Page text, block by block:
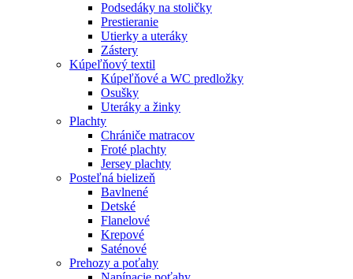
Podsedáky na stoličky
Prestieranie
Utierky a uteráky
Zástery
Kúpeľňový textil
Kúpeľňové a WC predložky
Osušky
Uteráky a žinky
Plachty
Chrániče matracov
Froté plachty
Jersey plachty
Posteľná bielizeň
Bavlnené
Detské
Flanelové
Krepové
Saténové
Prehozy a poťahy